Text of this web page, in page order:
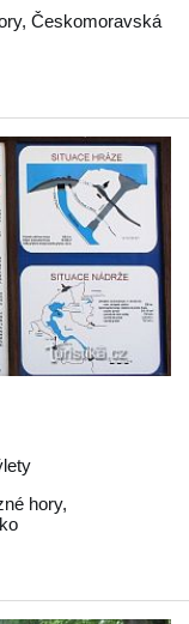
, Českomoravská
hory,